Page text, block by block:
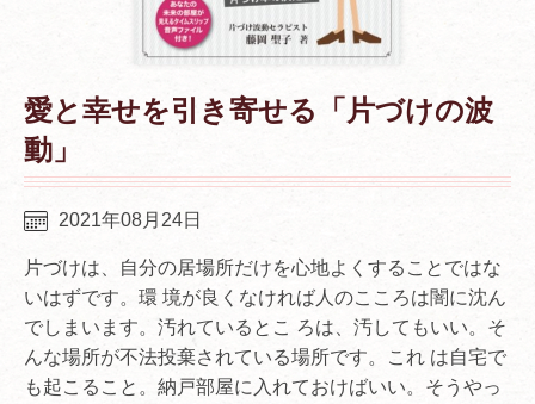
愛と幸せを引き寄せる「片づけの波
動」
2021年08月24日
片づけは、自分の居場所だけを心地よくすることではな
いはずです。環 境が良くなければ人のこころは闇に沈ん
でしまいます。汚れているとこ ろは、汚してもいい。そ
んな場所が不法投棄されている場所です。これ は自宅で
も起こること。納戸部屋に入れておけばいい。そうやっ